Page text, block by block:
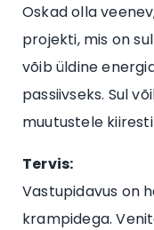
Oskad olla
projekti, mis on
võib üldine
passiivseks. Sul
muutustele
Tervis:
Vastupidavus on
krampidega.